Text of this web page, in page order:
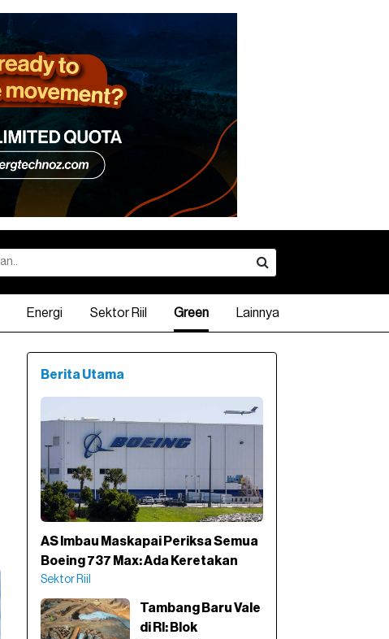
Energi Sektor Riil Green Lainnya
Berita Utama
AS Imbau Maskapai Periksa Semua
Boeing 737 Max: Ada Keretakan
Sektor Riil
Tambang Baru Vale
di RI: Blok